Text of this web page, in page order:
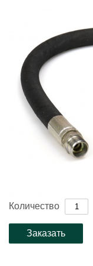
Количество